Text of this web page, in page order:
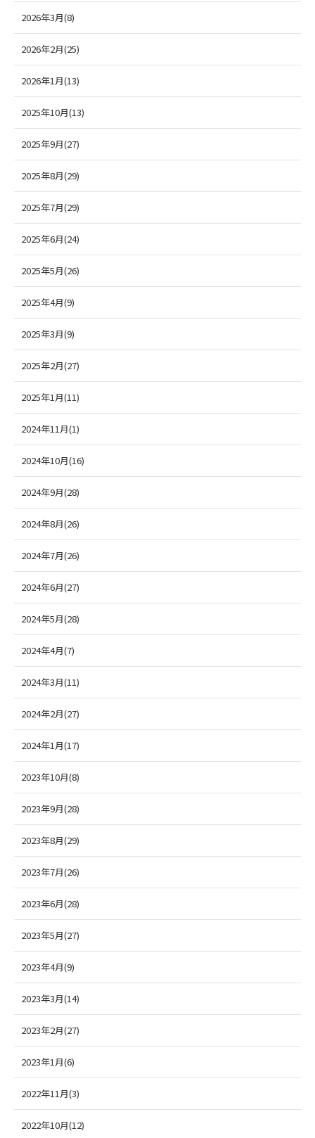
2026年3月(8)
2026年2月(25)
2026年1月(13)
2025年10月(13)
2025年9月(27)
2025年8月(29)
2025年7月(29)
2025年6月(24)
2025年5月(26)
2025年4月(9)
2025年3月(9)
2025年2月(27)
2025年1月(11)
2024年11月(1)
2024年10月(16)
2024年9月(28)
2024年8月(26)
2024年7月(26)
2024年6月(27)
2024年5月(28)
2024年4月(7)
2024年3月(11)
2024年2月(27)
2024年1月(17)
2023年10月(8)
2023年9月(28)
2023年8月(29)
2023年7月(26)
2023年6月(28)
2023年5月(27)
2023年4月(9)
2023年3月(14)
2023年2月(27)
2023年1月(6)
2022年11月(3)
2022年10月(12)